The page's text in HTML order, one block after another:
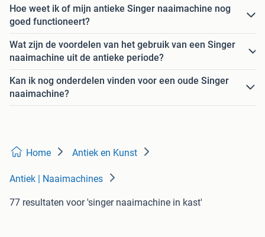
Hoe weet ik of mijn antieke Singer naaimachine nog
goed functioneert?
Wat zijn de voordelen van het gebruik van een Singer
naaimachine uit de antieke periode?
Kan ik nog onderdelen vinden voor een oude Singer
naaimachine?
Home Antiek en Kunst
Antiek | Naaimachines
77 resultaten voor 'singer naaimachine in kast'